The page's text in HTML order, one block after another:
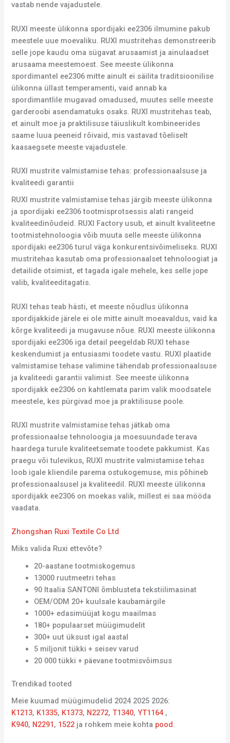
vastab nende vajadustele.
RUXI meeste ülikonna spordijaki ee2306 ilmumine pakub
meestele uue moevaliku. RUXI mustritehas demonstreerib
selle jope kaudu oma sügavat arusaamist ja ainulaadset
arusaama meestemoest. See meeste ülikonna
spordimantel ee2306 mitte ainult ei säilita traditsioonilise
ülikonna üllast temperamenti, vaid annab ka
spordimantlile mugavad omadused, muutes selle meeste
garderoobi asendamatuks osaks. RUXI mustritehas teab,
et ainult moe ja praktilisuse täiuslikult kombineerides
saame luua peeneid rõivaid, mis vastavad tõeliselt
kaasaegsete meeste vajadustele.
RUXI mustrite valmistamise tehas: professionaalsuse ja
kvaliteedi garantii
RUXI mustrite valmistamise tehas järgib meeste ülikonna
ja spordijaki ee2306 tootmisprotsessis alati rangeid
kvaliteedinõudeid. RUXI Factory usub, et ainult kvaliteetne
tootmistehnoloogia võib muuta selle meeste ülikonna
spordijaki ee2306 turul väga konkurentsivõimeliseks. RUXI
mustritehas kasutab oma professionaalset tehnoloogiat ja
detailide otsimist, et tagada igale mehele, kes selle jope
valib, kvaliteeditagatis.
RUXI tehas teab hästi, et meeste nõudlus ülikonna
spordijakkide järele ei ole mitte ainult moeavaldus, vaid ka
kõrge kvaliteedi ja mugavuse nõue. RUXI meeste ülikonna
spordijaki ee2306 iga detail peegeldab RUXI tehase
keskendumist ja entusiasmi toodete vastu. RUXI plaatide
valmistamise tehase valimine tähendab professionaalsuse
ja kvaliteedi garantii valimist. See meeste ülikonna
spordijakk ee2306 on kahtlemata parim valik moodsatele
meestele, kes pürgivad moe ja praktilisuse poole.
RUXI mustrite valmistamise tehas jätkab oma
professionaalse tehnoloogia ja moesuundade terava
haardega turule kvaliteetsemate toodete pakkumist. Kas
praegu või tulevikus, RUXI mustrite valmistamise tehas
loob igale kliendile parema ostukogemuse, mis põhineb
professionaalsusel ja kvaliteedil. RUXI meeste ülikonna
spordijakk ee2306 on moekas valik, millest ei saa mööda
vaadata.
Zhongshan Ruxi Textile Co Ltd
Miks valida Ruxi ettevõte?
20-aastane tootmiskogemus
13000 ruutmeetri tehas
90 Itaalia SANTONI õmblusteta tekstiilimasinat
OEM/ODM 20+ kuulsale kaubamärgile
1000+ edasimüüjat kogu maailmas
180+ populaarset müügimudelit
300+ uut üksust igal aastal
5 miljonit tükki + seisev varud
20 000 tükki + päevane tootmisvõimsus
Trendikad tooted
Meie kuumad müügimudelid 2024 2025 2026:
K1213, K1335, K1373, N2272,T1340,YT1164 ,
K940, N2291, 1522 ja rohkem meie kohta pood.